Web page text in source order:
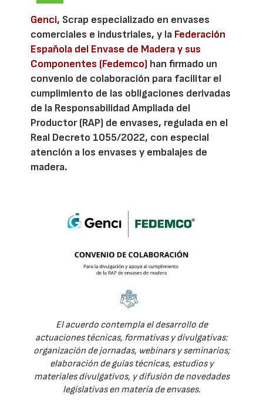
Genci, Scrap especializado en envases
comerciales e industriales, y la Federación
Española del Envase de Madera y sus
Componentes (Fedemco) han firmado un
convenio de colaboración para facilitar el
cumplimiento de las obligaciones derivadas
de la Responsabilidad Ampliada del
Productor (RAP) de envases, regulada en el
Real Decreto 1055/2022, con especial
atención a los envases y embalajes de
madera.
El acuerdo contempla el desarrollo de
actuaciones técnicas, formativas y divulgativas:
organización de jornadas, webinars y seminarios;
elaboración de guías técnicas, estudios y
materiales divulgativos, y difusión de novedades
legislativas en materia de envases.